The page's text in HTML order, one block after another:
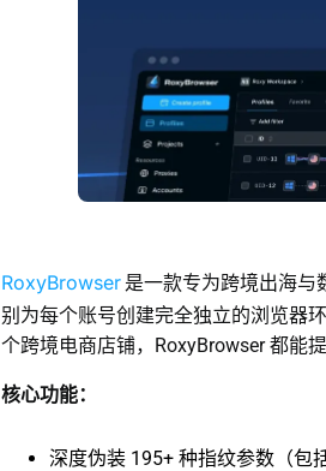
RoxyBrowser是一款专为跨境出海与
别为每个账号创建完全独立的浏览器
个跨境电商店铺，RoxyBrowser 都能
核心功能：
深度伪装 195+ 种指纹参数（包